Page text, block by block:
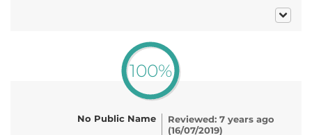
100%
No Public Name
Reviewed: 7 years ago
(16/07/2019)